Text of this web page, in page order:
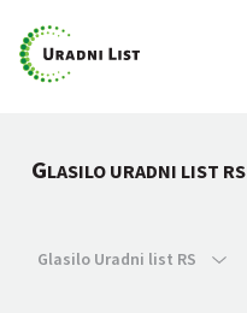
GLASILO URADNI LIST RS
Glasilo Uradni list RS